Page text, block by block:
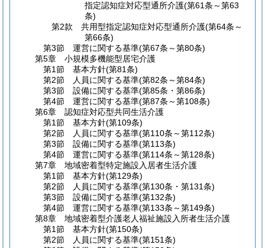
指定認知症対応型通所介護(第61条～第63
条)
第2款
共用型指定認知症対応型通所介護(第64条～
第66条)
第3節
運営に関する基準(第67条～第80条)
第5章
小規模多機能型居宅介護
第1節
基本方針(第81条)
第2節
人員に関する基準(第82条～第84条)
第3節
設備に関する基準(第85条・第86条)
第4節
運営に関する基準(第87条～第108条)
第6章
認知症対応型共同生活介護
第1節
基本方針(第109条)
第2節
人員に関する基準(第110条～第112条)
第3節
設備に関する基準(第113条)
第4節
運営に関する基準(第114条～第128条)
第7章
地域密着型特定施設入居者生活介護
第1節
基本方針(第129条)
第2節
人員に関する基準(第130条・第131条)
第3節
設備に関する基準(第132条)
第4節
運営に関する基準(第133条～第149条)
第8章
地域密着型介護老人福祉施設入所者生活介護
第1節
基本方針(第150条)
第2節
人員に関する基準(第151条)